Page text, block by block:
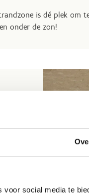
social media te
is dé plek om
onder de zon!
het